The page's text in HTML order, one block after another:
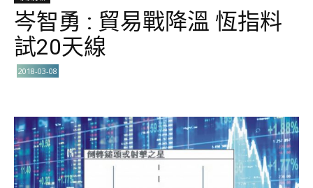
岑智勇 : 貿易戰降溫 恆指料
試20天線
2018-03-08